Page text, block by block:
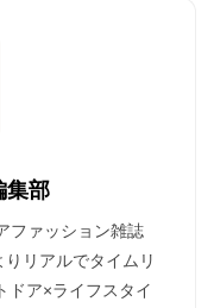
集部
ファッション雑誌
りリアルでタイムリ
ドア×ライフスタイ